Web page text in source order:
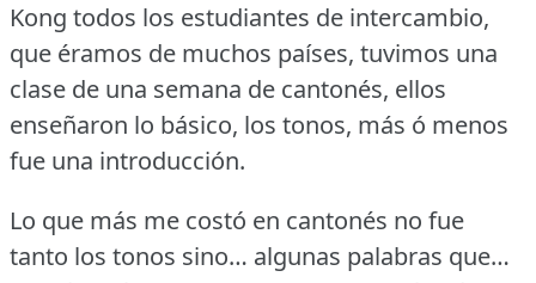
Kong todos los estudiantes de intercambio,
que éramos de muchos países, tuvimos una
clase de una semana de cantonés, ellos
enseñaron lo básico, los tonos, más ó menos
fue una introducción.
Lo que más me costó en cantonés no fue
tanto los tonos sino… algunas palabras que…